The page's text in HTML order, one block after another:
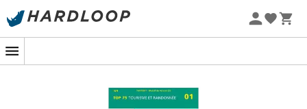
Letnie promocje 🔥 -5% DODATKOWO przy zakupie 2